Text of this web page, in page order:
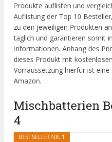
Produkte auflisten und
Auflistung der Top 10
zu den jeweiligen Produkten
täglich und garantieren somit
Informationen. Anhang des
dieses Produkt mit
Vorraussetzung hierfür ist
Amazon.
Mischbatterien
4
BESTSELLER NR. 1